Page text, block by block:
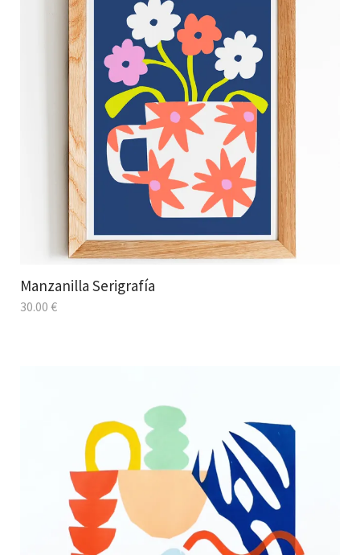
Manzanilla Serigrafía
30.00 €